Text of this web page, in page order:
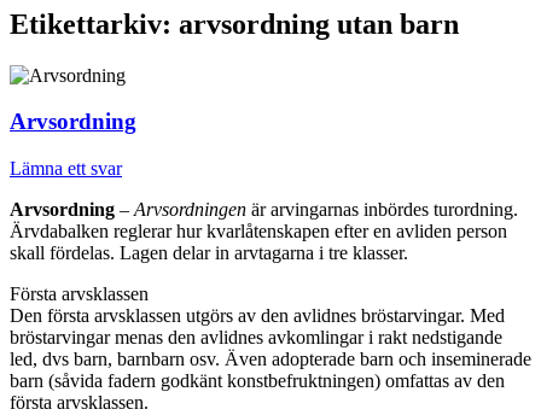
Etikettarkiv: arvsordning utan barn
Arvsordning
Lämna ett svar
Arvsordning – Arvsordningen är arvingarnas inbördes turordning.
Ärvdabalken reglerar hur kvarlåtenskapen efter en avliden person
skall fördelas. Lagen delar in arvtagarna i tre klasser.
Första arvsklassen
Den första arvsklassen utgörs av den avlidnes bröstarvingar. Med
bröstarvingar menas den avlidnes avkomlingar i rakt nedstigande
led, dvs barn, barnbarn osv. Även adopterade barn och inseminerade
barn (såvida fadern godkänt konstbefruktningen) omfattas av den
första arvsklassen.